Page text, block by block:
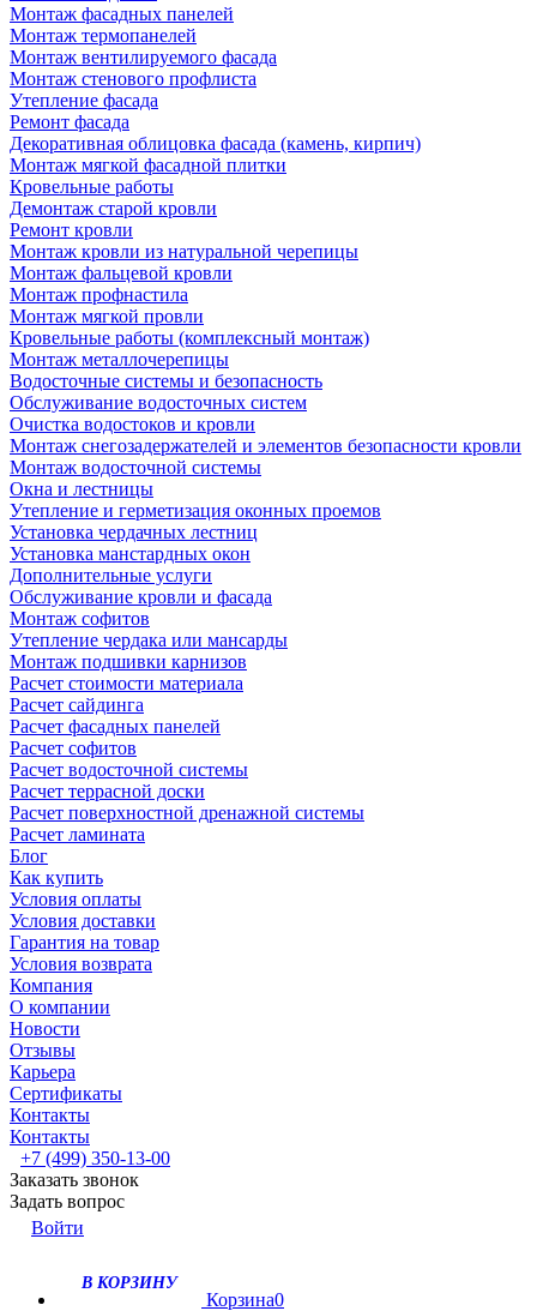
Монтаж фасадных панелей
Монтаж термопанелей
Монтаж вентилируемого фасада
Монтаж стенового профлиста
Утепление фасада
Ремонт фасада
Декоративная облицовка фасада (камень, кирпич)
Монтаж мягкой фасадной плитки
Кровельные работы
Демонтаж старой кровли
Ремонт кровли
Монтаж кровли из натуральной черепицы
Монтаж фальцевой кровли
Монтаж профнастила
Монтаж мягкой провли
Кровельные работы (комплексный монтаж)
Монтаж металлочерепицы
Водосточные системы и безопасность
Обслуживание водосточных систем
Очистка водостоков и кровли
Монтаж снегозадержателей и элементов безопасности кровли
Монтаж водосточной системы
Окна и лестницы
Утепление и герметизация оконных проемов
Установка чердачных лестниц
Установка манстардных окон
Дополнительные услуги
Обслуживание кровли и фасада
Монтаж софитов
Утепление чердака или мансарды
Монтаж подшивки карнизов
Расчет стоимости материала
Расчет сайдинга
Расчет фасадных панелей
Расчет софитов
Расчет водосточной системы
Расчет террасной доски
Расчет поверхностной дренажной системы
Расчет ламината
Блог
Как купить
Условия оплаты
Условия доставки
Гарантия на товар
Условия возврата
Компания
О компании
Новости
Отзывы
Карьера
Сертификаты
Контакты
Контакты
+7 (499) 350-13-00
Заказать звонок
Задать вопрос
Войти
В КОРЗИНУ
Корзина0